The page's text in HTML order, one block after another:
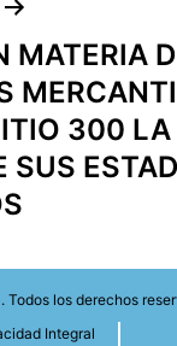
MATERIA
300 LA
SUS
Todos los derechos
Integral